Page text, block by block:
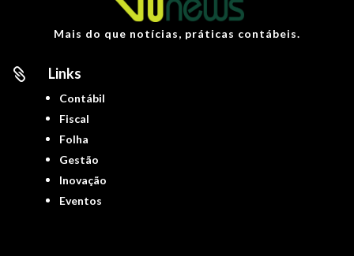
Mais do que notícias, práticas contábeis.
 Links
Contábil
Fiscal
Folha
Gestão
Inovação
Eventos